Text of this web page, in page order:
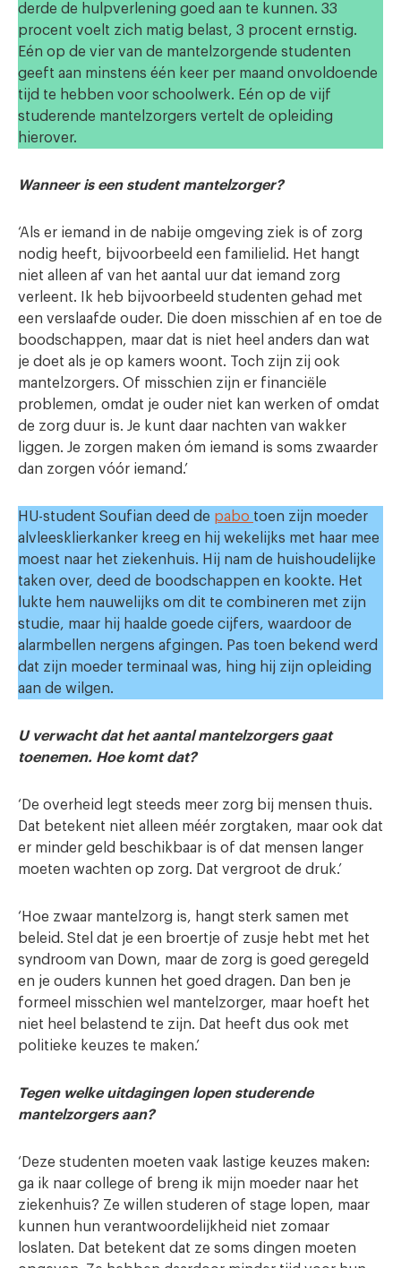
derde de hulpverlening goed aan te kunnen. 33
procent voelt zich matig belast, 3 procent ernstig.
Eén op de vier van de mantelzorgende studenten
geeft aan minstens één keer per maand onvoldoende
tijd te hebben voor schoolwerk. Eén op de vijf
studerende mantelzorgers vertelt de opleiding
hierover.
Wanneer is een student mantelzorger?
‘Als er iemand in de nabije omgeving ziek is of zorg
nodig heeft, bijvoorbeeld een familielid. Het hangt
niet alleen af van het aantal uur dat iemand zorg
verleent. Ik heb bijvoorbeeld studenten gehad met
een verslaafde ouder. Die doen misschien af en toe de
boodschappen, maar dat is niet heel anders dan wat
je doet als je op kamers woont. Toch zijn zij ook
mantelzorgers. Of misschien zijn er financiële
problemen, omdat je ouder niet kan werken of omdat
de zorg duur is. Je kunt daar nachten van wakker
liggen. Je zorgen maken óm iemand is soms zwaarder
dan zorgen vóór iemand.’
HU-student Soufian deed de pabo toen zijn moeder
alvleesklierkanker kreeg en hij wekelijks met haar mee
moest naar het ziekenhuis. Hij nam de huishoudelijke
taken over, deed de boodschappen en kookte. Het
lukte hem nauwelijks om dit te combineren met zijn
studie, maar hij haalde goede cijfers, waardoor de
alarmbellen nergens afgingen. Pas toen bekend werd
dat zijn moeder terminaal was, hing hij zijn opleiding
aan de wilgen.
U verwacht dat het aantal mantelzorgers gaat
toenemen. Hoe komt dat?
‘De overheid legt steeds meer zorg bij mensen thuis.
Dat betekent niet alleen méér zorgtaken, maar ook dat
er minder geld beschikbaar is of dat mensen langer
moeten wachten op zorg. Dat vergroot de druk.’
‘Hoe zwaar mantelzorg is, hangt sterk samen met
beleid. Stel dat je een broertje of zusje hebt met het
syndroom van Down, maar de zorg is goed geregeld
en je ouders kunnen het goed dragen. Dan ben je
formeel misschien wel mantelzorger, maar hoeft het
niet heel belastend te zijn. Dat heeft dus ook met
politieke keuzes te maken.’
Tegen welke uitdagingen lopen studerende
mantelzorgers aan?
‘Deze studenten moeten vaak lastige keuzes maken:
ga ik naar college of breng ik mijn moeder naar het
ziekenhuis? Ze willen studeren of stage lopen, maar
kunnen hun verantwoordelijkheid niet zomaar
loslaten. Dat betekent dat ze soms dingen moeten